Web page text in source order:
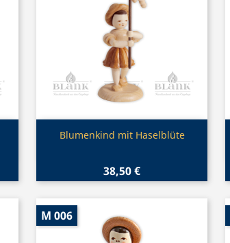
Vorschau
Blumenkind mit Haselblüte
38,50 €
M 006